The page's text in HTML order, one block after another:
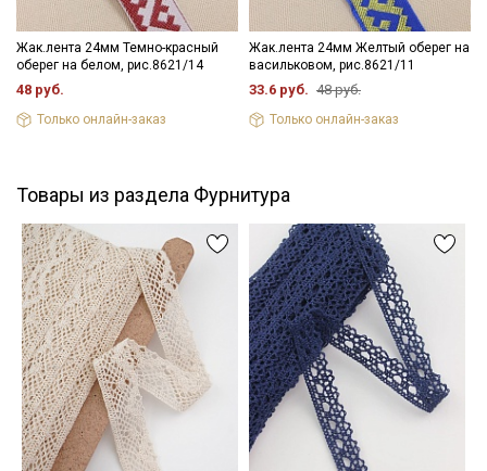
Жак.лента 24мм Темно-красный
оберег на белом, рис.8621/14
48 руб.
Только онлайн-заказ
Жак.лента 24мм Желтый оберег на
васильковом, рис.8621/11
33.6 руб. 48 руб.
Только онлайн-заказ
Товары из раздела Фурнитура